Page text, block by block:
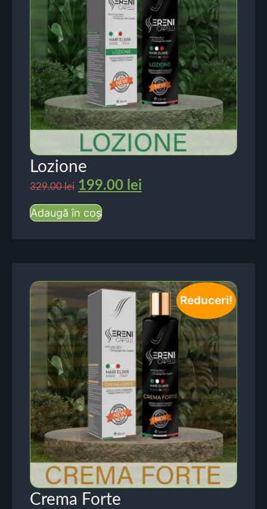
Lozione
329.00lei 199.00 lei
Adaugă în coș
Reduceri!
Crema Forte